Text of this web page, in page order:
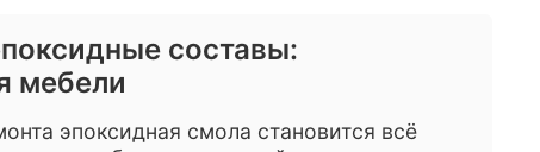
составы:
мебели
эпоксидная смола становится всё